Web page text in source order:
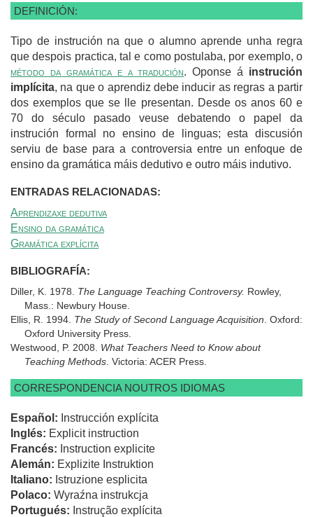
DEFINICIÓN:
Tipo de instrución na que o alumno aprende unha regra
que despois practica, tal e como postulaba, por exemplo, o
método da gramática e a tradución. Oponse á instrución
implícita, na que o aprendiz debe inducir as regras a partir
dos exemplos que se lle presentan. Desde os anos 60 e
70 do século pasado veuse debatendo o papel da
instrución formal no ensino de linguas; esta discusión
serviu de base para a controversia entre un enfoque de
ensino da gramática máis dedutivo e outro máis indutivo.
ENTRADAS RELACIONADAS:
Aprendizaxe dedutiva
Ensino da gramática
Gramática explícita
BIBLIOGRAFÍA:
Diller, K. 1978. The Language Teaching Controversy. Rowley,
Mass.: Newbury House.
Ellis, R. 1994. The Study of Second Language Acquisition . Oxford:
Oxford University Press.
Westwood, P. 2008.
What Teachers Need to Know about
Teaching Methods . Victoria: ACER Press.
CORRESPONDENCIA NOUTROS IDIOMAS
Español: Instrucción explícita
Inglés: Explicit instruction
Francés: Instruction explicite
Alemán: Explizite Instruktion
Italiano: Istruzione esplicita
Polaco: Wyraźna instrukcja
Portugués: Instrução explícita